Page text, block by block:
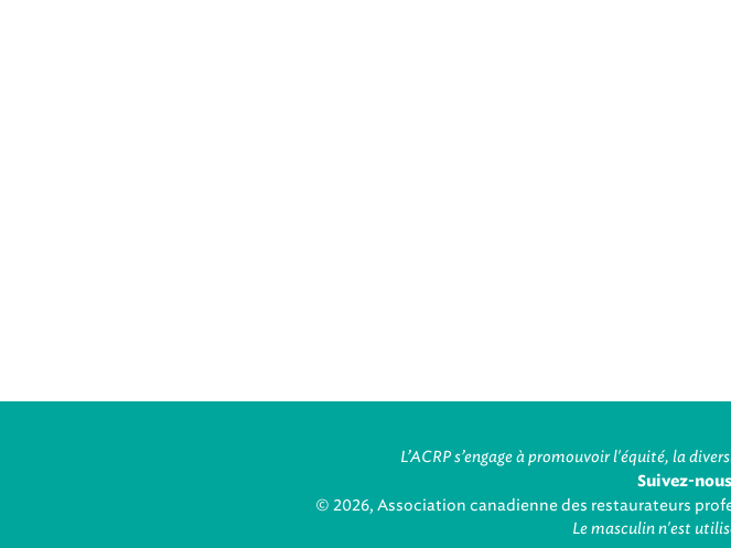
L’ACRP s’engage à promouvoir l'équité, la
Suivez-
© 2026, Association canadienne des restaurateurs
Le masculin n'est